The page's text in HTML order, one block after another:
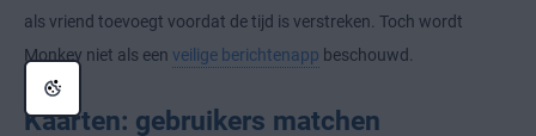
als vriend toevoegt voordat de tijd is verstreken. Toch wordt
Monkey niet als een veilige berichtenapp beschouwd.
Kaarten: gebruikers matchen